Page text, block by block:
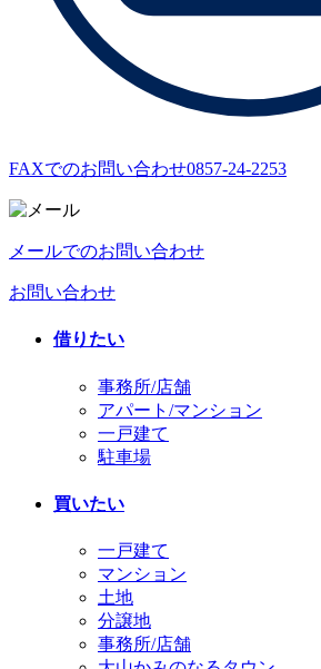
FAXでのお問い合わせ0857-24-2253
メールでのお問い合わせ
お問い合わせ
借りたい
事務所/店舗
アパート/マンション
一戸建て
駐車場
買いたい
一戸建て
マンション
土地
分譲地
事務所/店舗